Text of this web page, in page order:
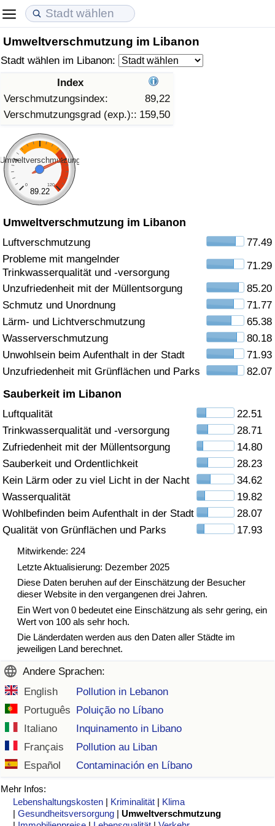
Umweltverschmutzung im Libanon
Stadt wählen im Libanon:
Index
Verschmutzungsindex:
89,22
Verschmutzungsgrad (exp.):: 159,50
Umweltverschmutzung
0 120
89.22
Umweltverschmutzung im Libanon
Luftverschmutzung
77.49
Probleme mit mangelnder
Trinkwasserqualität und -versorgung
71.29
Unzufriedenheit mit der Müllentsorgung
85.20
Schmutz und Unordnung
71.77
Lärm- und Lichtverschmutzung
65.38
Wasserverschmutzung
80.18
Unwohlsein beim Aufenthalt in der Stadt
71.93
Unzufriedenheit mit Grünflächen und Parks
82.07
Sauberkeit im Libanon
Luftqualität
22.51
Trinkwasserqualität und -versorgung
28.71
Zufriedenheit mit der Müllentsorgung
14.80
Sauberkeit und Ordentlichkeit
28.23
Kein Lärm oder zu viel Licht in der Nacht
34.62
Wasserqualität
19.82
Wohlbefinden beim Aufenthalt in der Stadt
28.07
Qualität von Grünflächen und Parks
17.93
Mitwirkende: 224
Letzte Aktualisierung: Dezember 2025
Diese Daten beruhen auf der Einschätzung der Besucher
dieser Website in den vergangenen drei Jahren.
Ein Wert von 0 bedeutet eine Einschätzung als sehr gering, ein
Wert von 100 als sehr hoch.
Die Länderdaten werden aus den Daten aller Städte im
jeweiligen Land berechnet.
Andere Sprachen:
English
Pollution in Lebanon
Português Poluição no Líbano
Italiano
Inquinamento in Libano
Français
Pollution au Liban
Español
Contaminación en Líbano
Mehr Infos:
Lebenshaltungskosten | Kriminalität | Klima
|Gesundheitsversorgung |Umweltverschmutzung
Lebenshaltungskosten
Lebenshaltungskosten-Index (aktuell)
Lebenshaltungskosten-Index
Lebenshaltungskosten-Index nach Land
in Akaba
Immobilienpreise
Immobilienpreis-Index (aktuell)
Immobilienpreis-Index
Immobilienpreis-Index nach Land
Lebensqualität
Lebensqualität-Index
Lebensqualität-Index (aktuell)
Lebensqualitätsindex nach Land
Kriminalität
Kriminalitäts-Index (aktuell)
Kriminalitätsindex nach Land
Gesundheitsversorgungs-Index (aktuell)
Gesundheitsversorgungs-Index
Gesundheitsversorgungs-Index nach Land
Umweltverschmutzung
Umweltverschmutzungs-Index (aktuell)
Verschmutzungsindex
Umweltverschmutzungs-Index nach Land
Verkehr
Verkehrs-Index
Verkehrs-Index (aktuell)
Verkehrs-Index nach Land